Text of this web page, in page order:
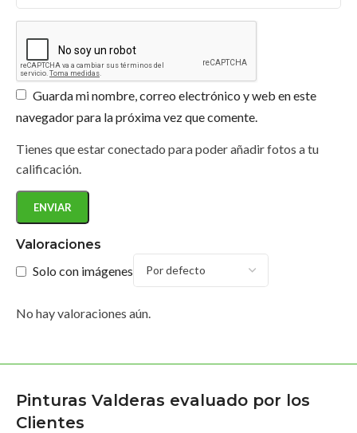
¿Los productos de Jafep son respetuosos con
el medio ambiente?
Valoraciones
Solo con imágenes
No hay valoraciones aún.
Guarda mi nombre, correo electrónico y web en este
navegador para la próxima vez que comente.
Tienes que estar conectado para poder añadir fotos a tu
calificación.
Pinturas Valderas evaluado por los
Clientes